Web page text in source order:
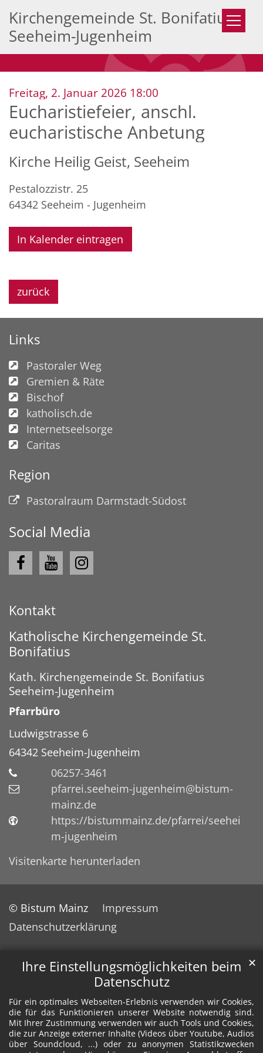
Ihre Einstellungsmöglichkeiten beim
Datenschutz
Für ein optimales Webseiten-Erlebnis verwenden wir Cookies,
die für das Funktionieren unserer Website notwendig sind.
Mit Ihrer Zustimmung verwenden wir auch Tools und Cookies,
die zur Anzeige externer Inhalte (Videos über Youtube, Audios
über Soundcloud, ...) oder zu anonymen Statistikzwecken
✕
Kirchengemeinde St. Bonifatius
Seeheim-Jugenheim
Freitag, 2. Januar 2026 18:00
Eucharistiefeier, anschl.
eucharistische Anbetung
Kirche Heilig Geist, Seeheim
Pestalozzistr. 25
64342 Seeheim - Jugenheim
In Kalender eintragen
zurück
Links
Pastoraler Weg
Gremien & Räte
Bischof
katholisch.de
Internetseelsorge
Caritas
Region
Pastoralraum Darmstadt-Südost
Social Media
Kontakt
Katholische Kirchengemeinde St.
Bonifatius
Kath. Kirchengemeinde St. Bonifatius
Seeheim-Jugenheim
Pfarrbüro
Ludwigstrasse 6
64342 Seeheim-Jugenheim
06257-3461
pfarrei.seeheim-jugenheim@bistum-
mainz.de
https://bistummainz.de/pfarrei/seehei
m-jugenheim
Visitenkarte herunterladen
© Bistum Mainz
Impressum
Datenschutzerklärung